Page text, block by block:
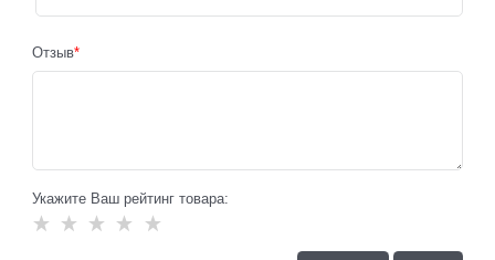
Отзыв
Укажите Ваш рейтинг товара: